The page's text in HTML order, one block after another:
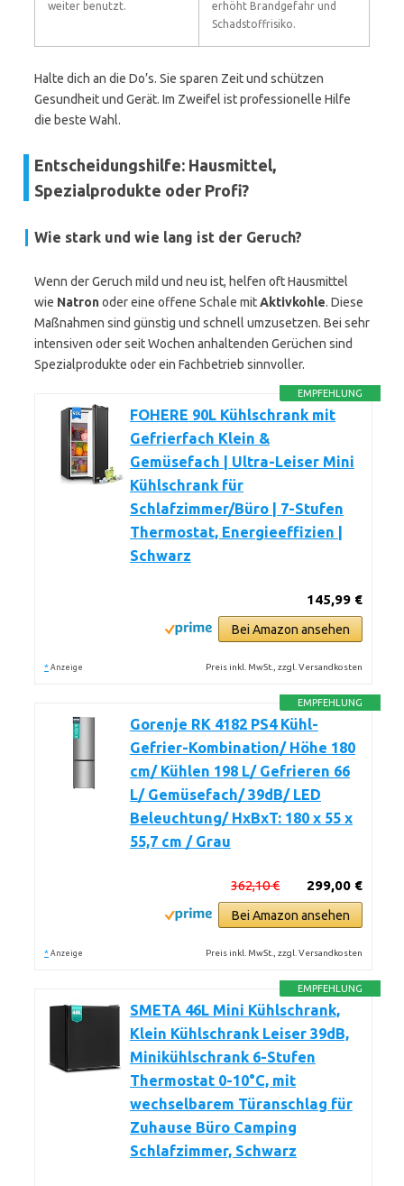
weiter benutzt.
erhöht Brandgefahr und
Schadstoffrisiko.
Halte dich an die Do’s. Sie sparen Zeit und schützen
Gesundheit und Gerät. Im Zweifel ist professionelle Hilfe
die beste Wahl.
Entscheidungshilfe: Hausmittel,
Spezialprodukte oder Profi?
Wie stark und wie lang ist der Geruch?
Wenn der Geruch mild und neu ist, helfen oft Hausmittel
wie Natronoder eine offene Schale mitAktivkohle. Diese
Maßnahmen sind günstig und schnell umzusetzen. Bei sehr
intensiven oder seit Wochen anhaltenden Gerüchen sind
Spezialprodukte oder ein Fachbetrieb sinnvoller.
EMPFEHLUNG
FOHERE 90L Kühlschrank mit
Gefrierfach Klein &
Gemüsefach | Ultra-Leiser Mini
Kühlschrank für
Schlafzimmer/Büro | 7-Stufen
Thermostat, Energieeffizien |
Schwarz
145,99 €
Bei Amazon ansehen
* Anzeige Preis inkl. MwSt., zzgl. Versandkosten
EMPFEHLUNG
Gorenje RK 4182 PS4 Kühl-
Gefrier-Kombination/ Höhe 180
cm/ Kühlen 198 L/ Gefrieren 66
L/ Gemüsefach/ 39dB/ LED
Beleuchtung/ HxBxT: 180 x 55 x
55,7 cm / Grau
299,00 €
362,10 €
Bei Amazon ansehen
* Anzeige Preis inkl. MwSt., zzgl. Versandkosten
EMPFEHLUNG
SMETA 46L Mini Kühlschrank,
Klein Kühlschrank Leiser 39dB,
Minikühlschrank 6-Stufen
Thermostat 0-10°C, mit
wechselbarem Türanschlag für
Zuhause Büro Camping
Schlafzimmer, Schwarz